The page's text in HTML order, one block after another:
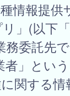
情報提供
」(以下
務委託先
者」とい
関する